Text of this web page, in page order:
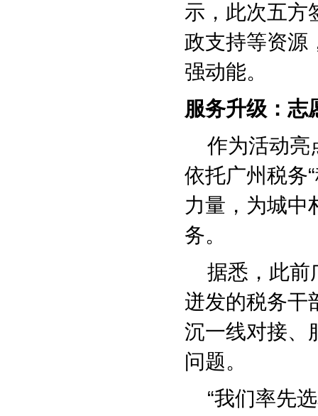
示，此次五方
政支持等资源
强动能。
服务升级：志
作为活动亮
依托广州税务
力量，为城中
务。
据悉，此前
迸发的税务干
沉一线对接、
问题。
“我们率先